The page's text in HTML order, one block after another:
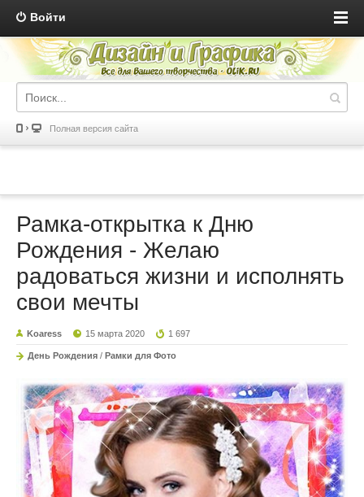
Войти
Полная версия сайта
Рамка-открытка к Дню
Рождения - Желаю
радоваться жизни и исполнять
свои мечты
Koaress 15 марта 2020 1 697
День Рождения / Рамки для Фото